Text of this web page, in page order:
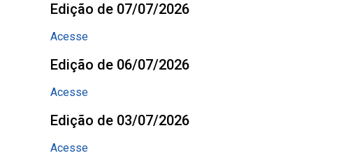
Edição de 07/07/2026
Acesse
Edição de 06/07/2026
Acesse
Edição de 03/07/2026
Acesse